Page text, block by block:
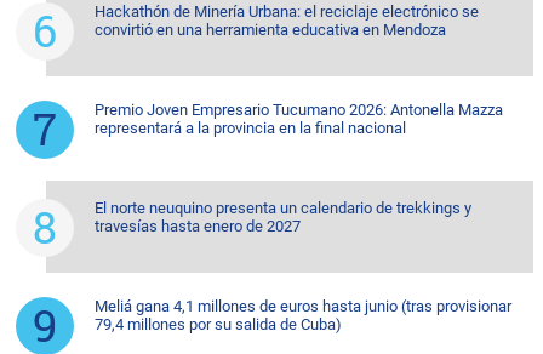
Hackathón de Minería Urbana: el reciclaje electrónico se
convirtió en una herramienta educativa en Mendoza
Premio Joven Empresario Tucumano 2026: Antonella Mazza
representará a la provincia en la final nacional
El norte neuquino presenta un calendario de trekkings y
travesías hasta enero de 2027
Meliá gana 4,1 millones de euros hasta junio (tras provisionar
79,4 millones por su salida de Cuba)